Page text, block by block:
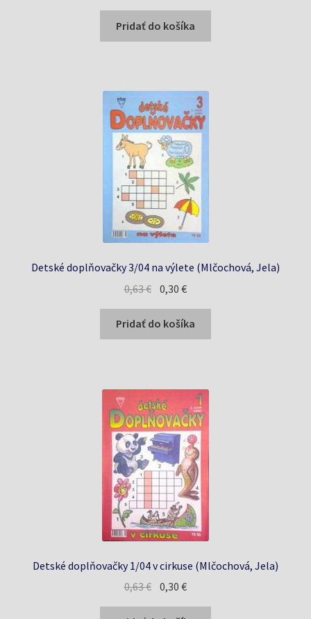
Pridať do košíka
Detské doplňovačky 3/04 na výlete (Mlčochová, Jela)
0,63€ Pôvodná
bola:
0,63 €.
0,30€Aktuálna
je:
0,30 €.
Pridať do košíka
Detské doplňovačky 1/04 v cirkuse (Mlčochová, Jela)
0,63€ Pôvodná
cena
0,30€Aktuálna
cena